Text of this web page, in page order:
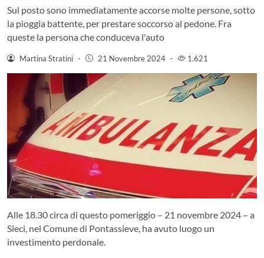
Sul posto sono immediatamente accorse molte persone, sotto
la pioggia battente, per prestare soccorso al pedone. Fra
queste la persona che conduceva l'auto
Martina Stratini - 21 Novembre 2024 - 1.621
Alle 18.30 circa di questo pomeriggio – 21 novembre 2024 – a
Sieci, nel Comune di Pontassieve, ha avuto luogo un
investimento perdonale.